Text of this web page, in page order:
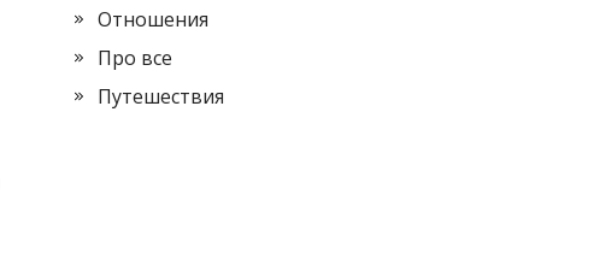
Отношения
Про все
Путешествия